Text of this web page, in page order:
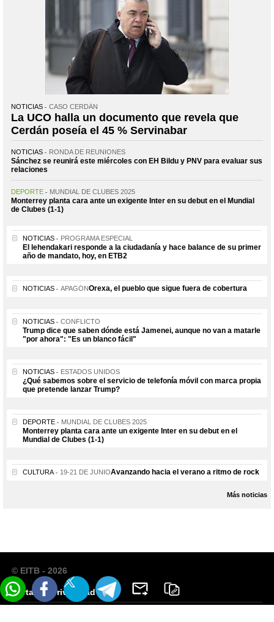
NOTICIAS CASO CERDÁN
La UCO halla un documento que revela que
Cerdán poseía el 45 % Servinabar
NOTICIAS RONDA DE REUNIONES
Sánchez se reunirá este miércoles con EH Bildu y PNV para evaluar sus
relaciones
DEPORTE MUNDIAL DE CLUBES 2025
Monterrey planta cara ante un exigente Inter en su debut en el Mundial
de Clubes (1-1)
NOTICIAS PROGRAMA ESPECIAL
El lehendakari responde a la ciudadanía y hace balance de su primer
año de mandato, hoy, en ETB2
NOTICIAS APAGÓNOrexa, el pueblo que sigue fuera de cobertura
NOTICIAS CONFLICTO
Trump dice que saben dónde está Jamenei, aunque no van a matarle
"por ahora": "Es un blanco fácil"
NOTICIAS ESTADOS UNIDOS
¿Qué sabemos sobre el servicio de telefonía móvil con marca propia
que pretende lanzar Trump?
DEPORTE MUNDIAL DE CLUBES 2025
Monterrey planta cara ante un exigente Inter en su debut en el
Mundial de Clubes (1-1)
CULTURA 19-21 DE JUNIOAvanzando hacia el verano a ritmo de rock
Más noticias
FacebookTwitter TelegramEmail
Copiar
© EITB - 2026
Portal de Privacidad